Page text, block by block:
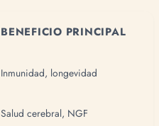
BENEFICIO PRINCIPAL
Inmunidad, longevidad
Salud cerebral, NGF